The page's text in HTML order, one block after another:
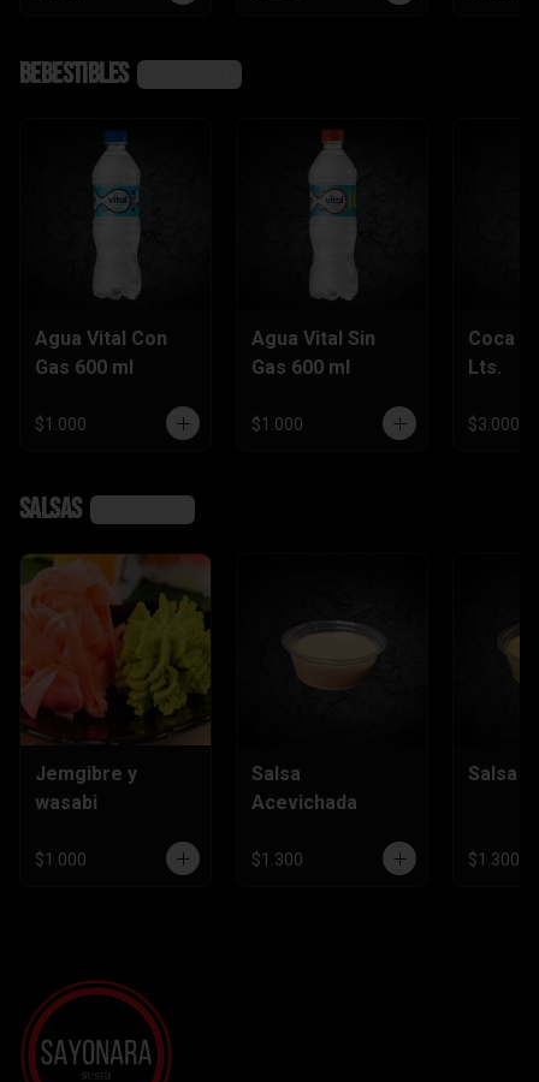
Bebestibles
Agua Vital Con
Gas 600 ml
$1.000
Agua Vital Sin
Gas 600 ml
$1.000
Coca
Lts.
$3.000
Salsas
Jemgibre y
wasabi
$1.000
Salsa
Acevichada
$1.300
Salsa
$1.300